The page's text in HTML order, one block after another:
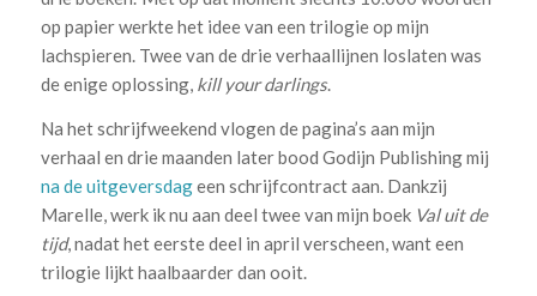
op papier werkte het idee van een trilogie op mijn
lachspieren. Twee van de drie verhaallijnen loslaten was
de enige oplossing, kill your darlings.
Na het schrijfweekend vlogen de pagina’s aan mijn
verhaal en drie maanden later bood Godijn Publishing mij
na de uitgeversdageen schrijfcontract aan. Dankzij
Marelle, werk ik nu aan deel twee van mijn boek Val uit de
tijd, nadat het eerste deel in april verscheen, want een
trilogie lijkt haalbaarder dan ooit.